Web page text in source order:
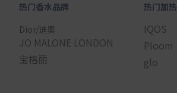
热门香水品牌
Dior/迪奧
JO MALONE LONDON
宝格丽
热门加
IQOS
Ploom
glo